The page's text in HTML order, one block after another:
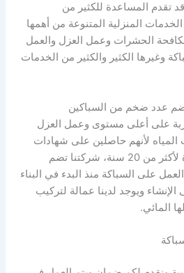
تقدم المساعدة للكثير من
المنزلية المتنوعة من أهمها
الحشرات وعمل العزل والعمل
وغيرها الكثير والكثير من الخدمات
عدد ضخم من السباكين
على أعلى مستوى وعمل العزل
لأنهم حاصلين على شهادات
ممتازة من الخبرة والكفاءة لأكثر من 20 سنة، شركتنا تضم
على السباكة منذ البدء في البناء
الإنشاء ويوجد لدينا عمالة لتركيب
المائي.